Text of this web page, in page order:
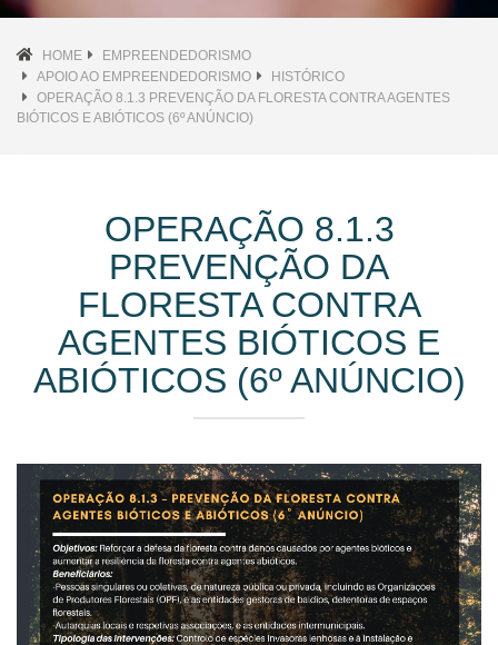
HOME
EMPREENDEDORISMO
APOIO AO EMPREENDEDORISMO
HISTÓRICO
OPERAÇÃO 8.1.3 PREVENÇÃO DA FLORESTA CONTRA AGENTES
BIÓTICOS E ABIÓTICOS (6º ANÚNCIO)
OPERAÇÃO 8.1.3
PREVENÇÃO DA
FLORESTA CONTRA
AGENTES BIÓTICOS E
ABIÓTICOS (6º ANÚNCIO)